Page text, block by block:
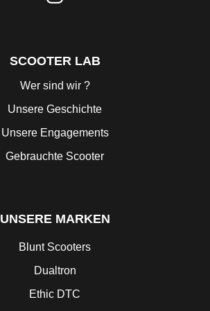
SCOOTER LAB
Wer sind wir ?
Unsere Geschichte
Unsere Engagements
Gebrauchte Scooter
UNSERE MARKEN
Blunt Scooters
Dualtron
Ethic DTC